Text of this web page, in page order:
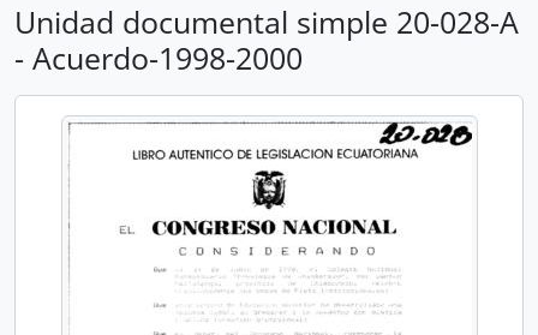
Unidad documental simple 20-028-A
- Acuerdo-1998-2000